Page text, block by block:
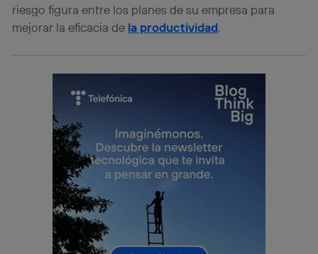
riesgo figura entre los planes de su empresa para
mejorar la eficacia de la productividad.